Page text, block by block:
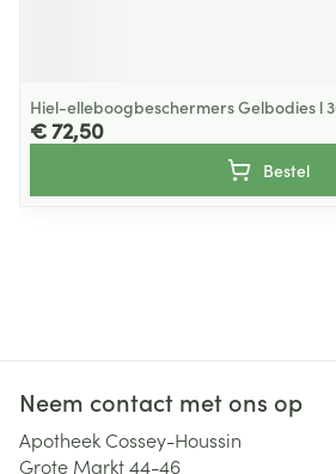
Hiel-elleboogbeschermers Gelbodies l
€ 72,50
Bestel
Neem contact met ons op
Apotheek Cossey-Houssin
Grote Markt 44-46